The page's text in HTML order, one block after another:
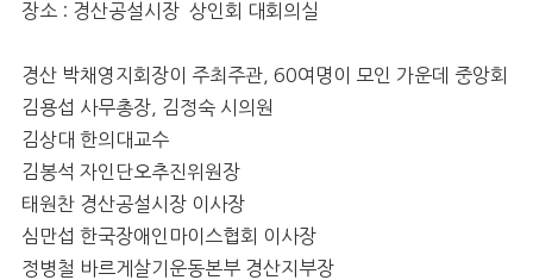
장소 : 경산공설시장 상인회 대회의실
경산 박채영지회장이 주최주관, 60여명이 모인 가운데 중앙회
김용섭 사무총장, 김정숙 시의원
김상대 한의대교수
김봉석 자인단오추진위원장
태원찬 경산공설시장 이사장
심만섭 한국장애인마이스협회 이사장
정병철 바르게살기운동본부 경산지부장